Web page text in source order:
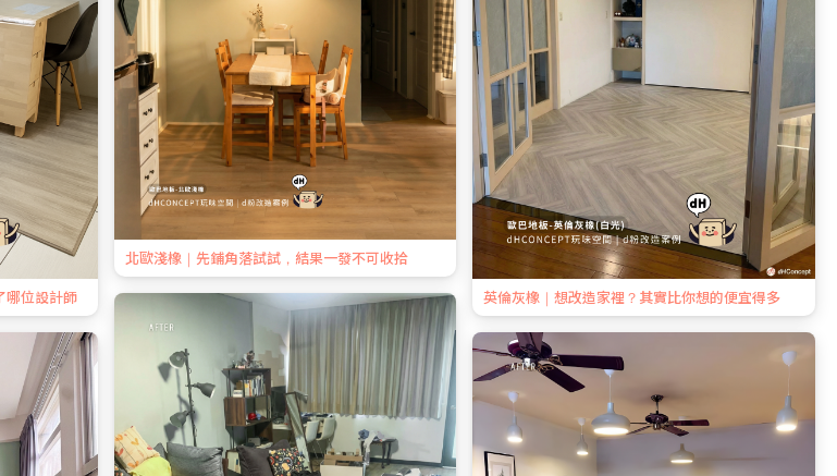
哪位設計師
北歐淺橡｜先鋪角落試試，結果一發不可收拾
英倫灰橡｜想改造家裡？其實比你想的便宜得多